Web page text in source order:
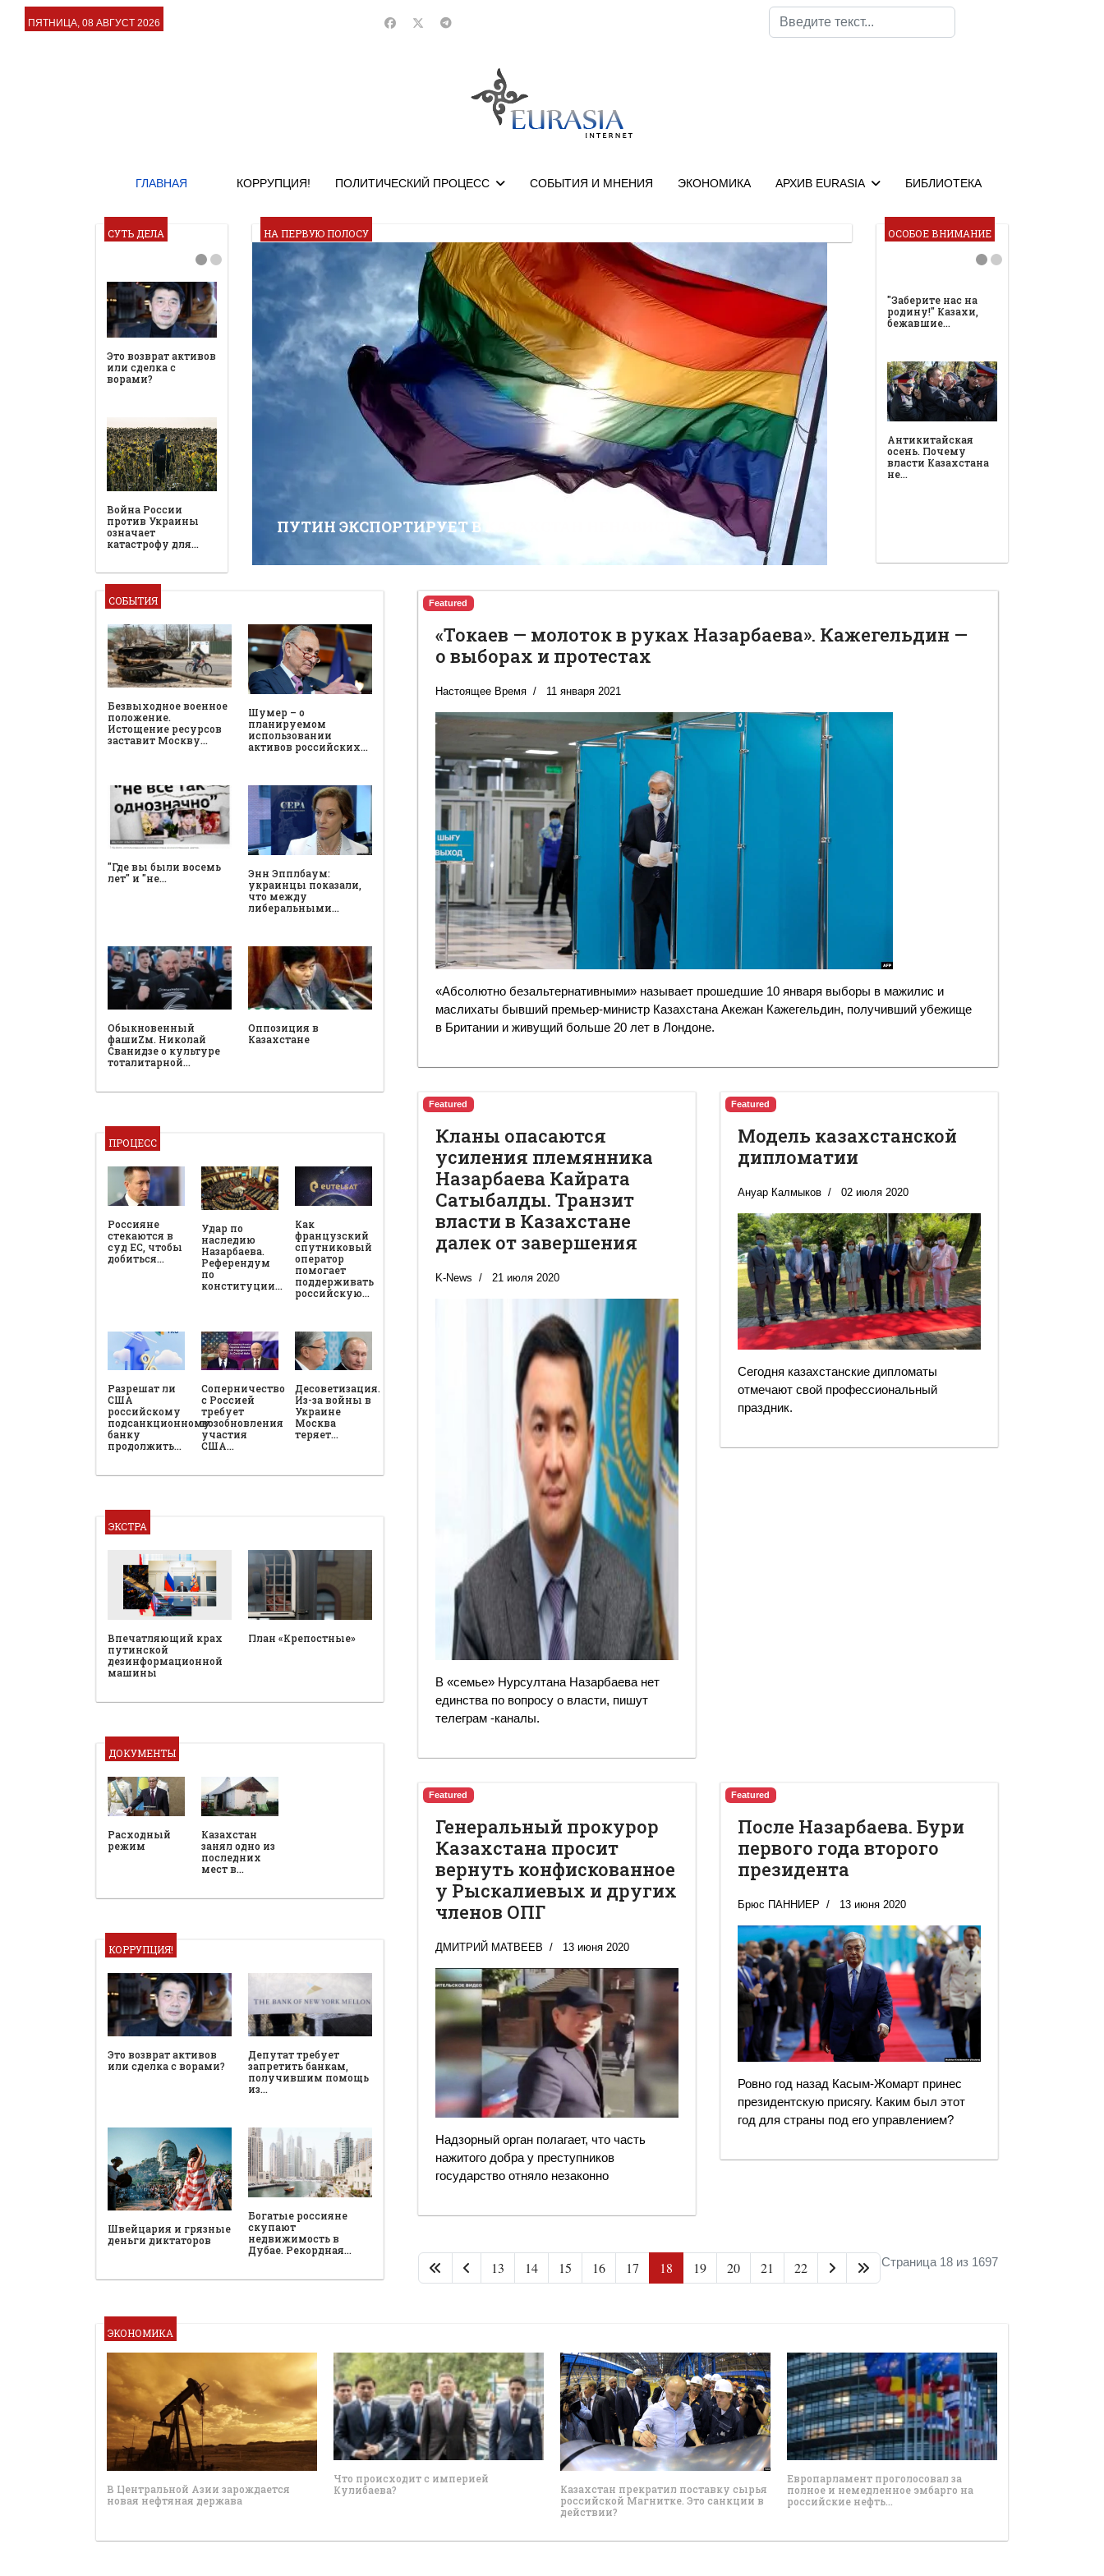
ПЯТНИЦА, 08 АВГУСТ 2026
Поиск
ГЛАВНАЯ КОРРУПЦИЯ! ПОЛИТИЧЕСКИЙ ПРОЦЕСС СОБЫТИЯ И МНЕНИЯ ЭКОНОМИКА АРХИВ EURASIA БИБЛИОТЕКА
СУТЬ ДЕЛА
Это возврат активов
или сделка с
ворами?
Война России
против Украины
означает
катастрофу для…
НА ПЕРВУЮ ПОЛОСУ
ПУТИН ЭКСПОРТИРУЕТ В КАЗАХСТАН НЕНАВИСТЬ
ОСОБОЕ ВНИМАНИЕ
"Заберите нас на
родину!" Казахи,
бежавшие…
Антикитайская
осень. Почему
власти Казахстана
не…
СОБЫТИЯ
Безвыходное военное
положение.
Истощение ресурсов
заставит Москву…
Шумер – о
планируемом
использовании
активов российских…
"Где вы были восемь
лет" и "не…
Энн Эпплбаум:
украинцы показали,
что между
либеральными…
Обыкновенный
фашиZм. Николай
Сванидзе о культуре
тоталитарной…
Оппозиция в
Казахстане
ПРОЦЕСС
Россияне
стекаются в
суд ЕС, чтобы
добиться…
Удар по
наследию
Назарбаева.
Референдум
по
конституции…
Как
французский
спутниковый
оператор
помогает
поддерживать
российскую…
Разрешат ли
США
российскому
подсанкционному
банку
продолжить…
Соперничество
с Россией
требует
возобновления
участия
США…
Десоветизация.
Из-за войны в
Украине
Москва
теряет…
ЭКСТРА
Впечатляющий крах
путинской
дезинформационной
машины
План «Крепостные»
ДОКУМЕНТЫ
Расходный
режим
Казахстан
занял одно из
последних
мест в…
КОРРУПЦИЯ!
Это возврат активов
или сделка с ворами?
Депутат требует
запретить банкам,
получившим помощь
из…
Швейцария и грязные
деньги диктаторов
Богатые россияне
скупают
недвижимость в
Дубае. Рекордная…
Featured
«Токаев — молоток в руках Назарбаева». Кажегельдин —
о выборах и протестах
Настоящее Время 11 января 2021
«Абсолютно безальтернативными» называет прошедшие 10 января выборы в мажилис и
маслихаты бывший премьер-министр Казахстана Акежан Кажегельдин, получивший убежище
в Британии и живущий больше 20 лет в Лондоне.
Featured
Кланы опасаются
усиления племянника
Назарбаева Кайрата
Сатыбалды. Транзит
власти в Казахстане
далек от завершения
K-News 21 июля 2020
В «семье» Нурсултана Назарбаева нет
единства по вопросу о власти, пишут
телеграм -каналы.
Featured
Модель казахстанской
дипломатии
Ануар Калмыков 02 июля 2020
Сегодня казахстанские дипломаты
отмечают свой профессиональный
праздник.
Featured
Генеральный прокурор
Казахстана просит
вернуть конфискованное
у Рыскалиевых и других
членов ОПГ
ДМИТРИЙ МАТВЕЕВ 13 июня 2020
Надзорный орган полагает, что часть
нажитого добра у преступников
государство отняло незаконно
Featured
После Назарбаева. Бури
первого года второго
президента
Брюс ПАННИЕР 13 июня 2020
Ровно год назад Касым-Жомарт принес
президентскую присягу. Каким был этот
год для страны под его управлением?
13 14 15 16 17 18 19 20 21 22 Страница 18 из 1697
ЭКОНОМИКА
В Центральной Азии зарождается
новая нефтяная держава
Что происходит с империей
Кулибаева?
Казахстан прекратил поставку сырья
российской Магнитке. Это санкции в
действии?
Европарламент проголосовал за
полное и немедленное эмбарго на
российские нефть…